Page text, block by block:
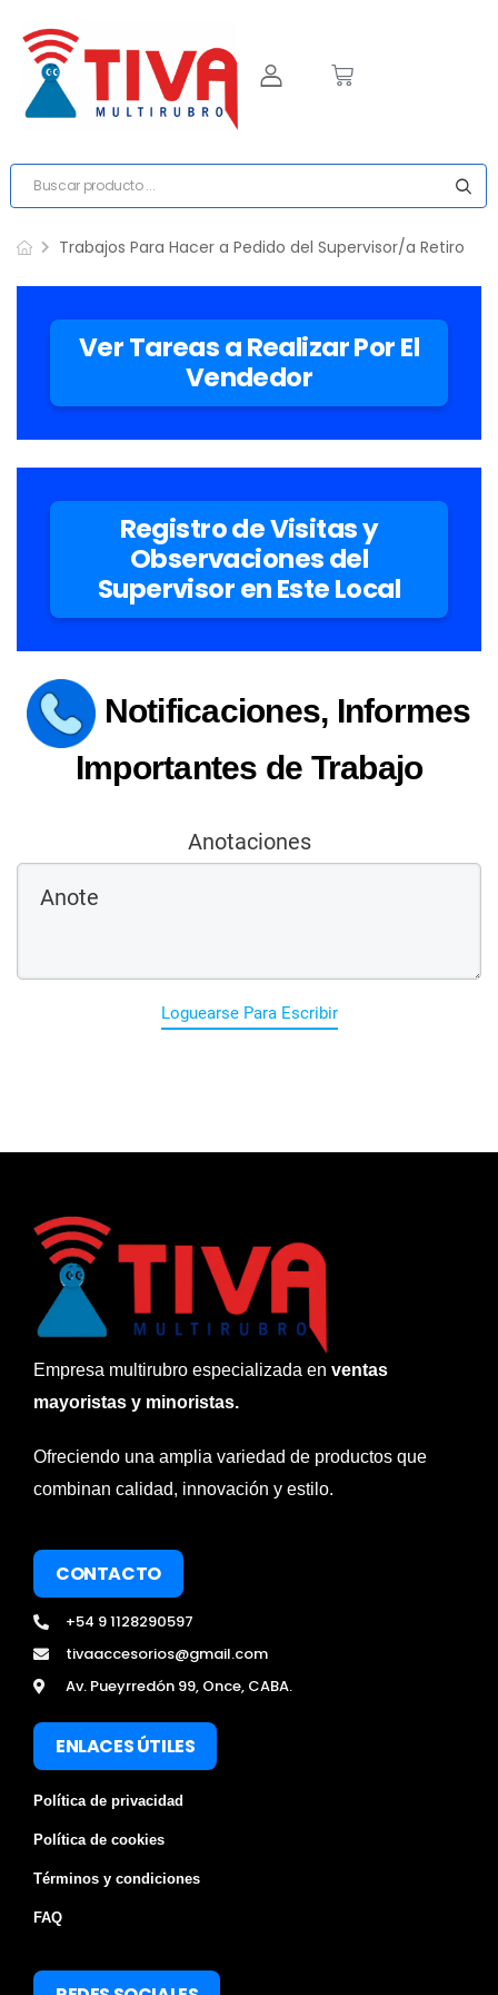
Trabajos Para Hacer a Pedido del Supervisor/a Retiro
Ver Tareas a Realizar Por El
Vendedor
Registro de Visitas y
Observaciones del
Supervisor en Este Local
Notificaciones, Informes
Importantes de Trabajo
Anotaciones
Loguearse Para Escribir
Empresa multirubro especializada en ventas
mayoristas y minoristas.
Ofreciendo una amplia variedad de productos que
combinan calidad, innovación y estilo.
CONTACTO
+54 9 1128290597
tivaaccesorios@gmail.com
Av. Pueyrredón 99, Once, CABA.
ENLACES ÚTILES
Política de privacidad
Política de cookies
Términos y condiciones
FAQ